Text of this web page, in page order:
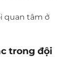
quan tâm ở
trong đội